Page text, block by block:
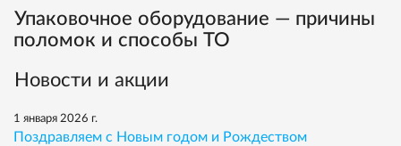
Упаковочное оборудование — причины
поломок и способы ТО
Новости и акции
1 января 2026 г.
Поздравляем с Новым годом и Рождеством